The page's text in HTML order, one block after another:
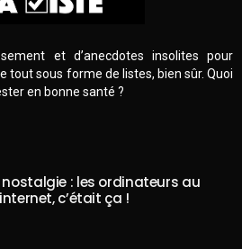
et d’anecdotes insolites pour
tout sous forme de listes, bien sûr. Quoi
en bonne santé ?
: les ordinateurs au
c’était ça !